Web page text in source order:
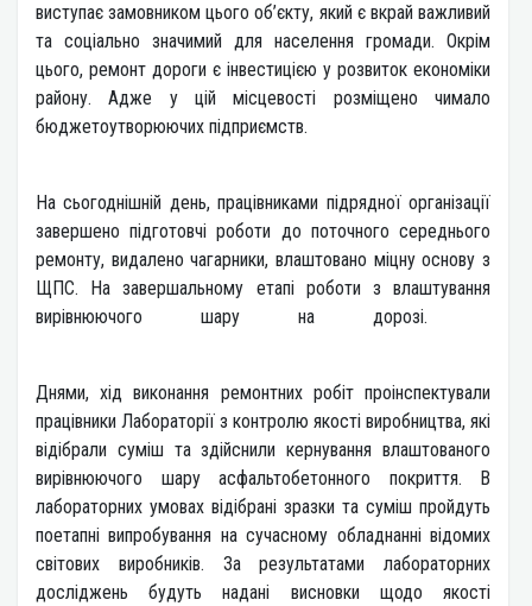
виступає замовником цього об’єкту, який є вкрай важливий
та соціально значимий для населення громади. Окрім
цього, ремонт дороги є інвестицією у розвиток економіки
району. Адже у цій місцевості розміщено чимало
бюджетоутворюючих підприємств.
На сьогоднішній день, працівниками підрядної організації
завершено підготовчі роботи до поточного середнього
ремонту, видалено чагарники, влаштовано міцну основу з
ЩПС. На завершальному етапі роботи з влаштування
вирівнюючого шару на дорозі.
Днями, хід виконання ремонтних робіт проінспектували
працівники Лабораторії з контролю якості виробництва, які
відібрали суміш та здійснили кернування влаштованого
вирівнюючого шару асфальтобетонного покриття. В
лабораторних умовах відібрані зразки та суміш пройдуть
поетапні випробування на сучасному обладнанні відомих
світових виробників. За результатами лабораторних
досліджень будуть надані висновки щодо якості